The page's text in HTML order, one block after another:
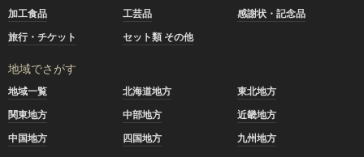
加工食品
工芸品
感謝状・記念品
旅行・チケット
セット類 その他
地域でさがす
地域一覧 北海道地方
東北地方
関東地方
中部地方
近畿地方
中国地方
四国地方 九州地方